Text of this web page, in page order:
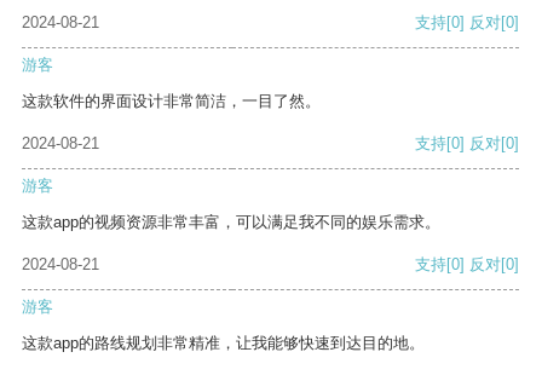
2024-08-21
支持[0] 反对[0]
游客
这款软件的界面设计非常简洁，一目了然。
2024-08-21 支持[0] 反对[0]
游客
这款app的视频资源非常丰富，可以满足我不同的娱乐需求。
2024-08-21 支持[0] 反对[0]
游客
这款app的路线规划非常精准，让我能够快速到达目的地。